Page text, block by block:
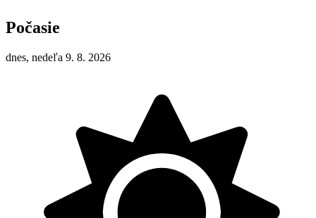
Počasie
dnes, nedeľa 9. 8. 2026